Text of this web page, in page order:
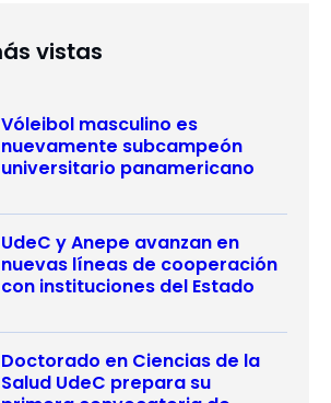
vistas
Vóleibol masculino es
nuevamente subcampeón
universitario panamericano
UdeC y Anepe avanzan en
nuevas líneas de cooperación
con instituciones del Estado
Doctorado en Ciencias de la
Salud UdeC prepara su